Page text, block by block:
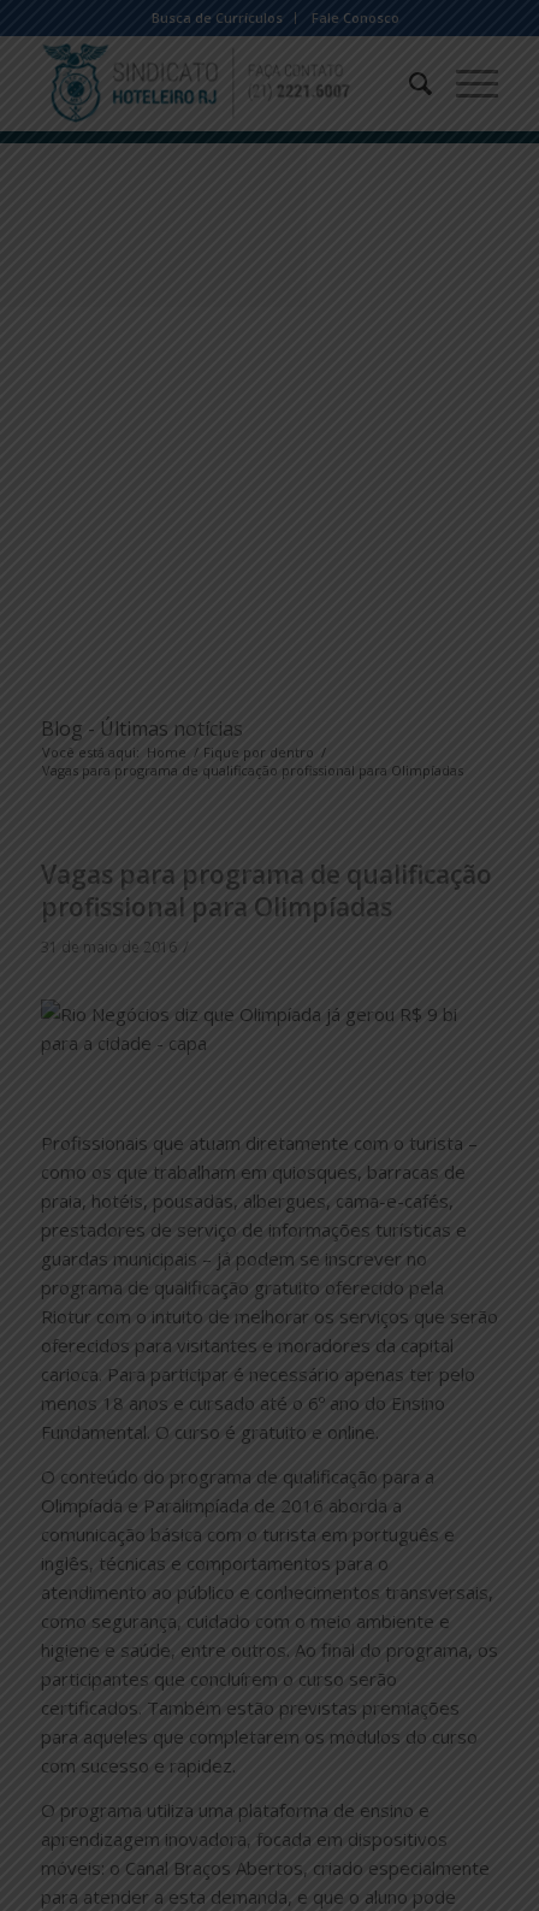
Busca de Currículos Fale Conosco
Blog - Últimas notícias
Você está aqui: Home / Fique por dentro /
Vagas para programa de qualificação profissional para Olimpíadas
Vagas para programa de qualificação
profissional para Olimpíadas
31 de maio de 2016 /
Profissionais que atuam diretamente com o turista –
como os que trabalham em quiosques, barracas de
praia, hotéis, pousadas, albergues, cama-e-cafés,
prestadores de serviço de informações turísticas e
guardas municipais – já podem se inscrever no
programa de qualificação gratuito oferecido pela
Riotur com o intuito de melhorar os serviços que serão
oferecidos para visitantes e moradores da capital
carioca. Para participar é necessário apenas ter pelo
menos 18 anos e cursado até o 6º ano do Ensino
Fundamental. O curso é gratuito e online.
O conteúdo do programa de qualificação para a
Olimpíada e Paralimpíada de 2016 aborda a
comunicação básica com o turista em português e
inglês, técnicas e comportamentos para o
atendimento ao público e conhecimentos transversais,
como segurança, cuidado com o meio ambiente e
higiene e saúde, entre outros. Ao final do programa, os
participantes que concluírem o curso serão
certificados. Também estão previstas premiações
para aqueles que completarem os módulos do curso
com sucesso e rapidez.
O programa utiliza uma plataforma de ensino e
aprendizagem inovadora, focada em dispositivos
móveis: o Canal Braços Abertos, criado especialmente
para atender a esta demanda, e que o aluno pode